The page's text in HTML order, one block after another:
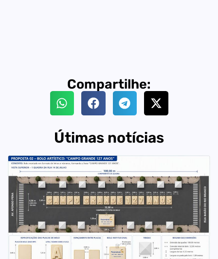
Compartilhe:
Útimas notícias